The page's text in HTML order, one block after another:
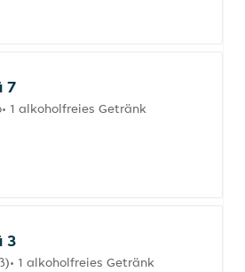
7
1 alkoholfreies Getränk
3
1 alkoholfreies Getränk